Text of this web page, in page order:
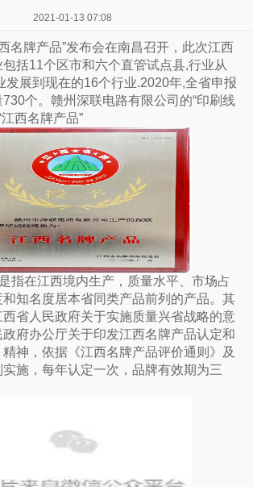
2021-01-13 07:08
名牌产品”发布会在南昌召开，此次江西
括11个区市和六个直管试点县,行业从
发展到现在的16个行业.2020年,全省申报
个。赣州深联电路有限公司的“印刷线
西名牌产品”
指在江西境内生产，质量水平、市场占
知名度居本省同类产品前列的产品。其
省人民政府关于实施质量兴省战略的意
政府办公厅关于印发江西名牌产品认定和
神，依据《江西名牌产品评价通则》及
施，每年认定一次，品牌有效期为三